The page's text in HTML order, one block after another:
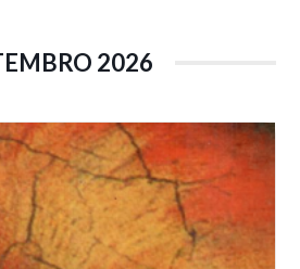
2026